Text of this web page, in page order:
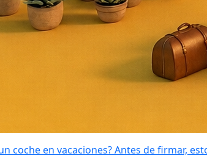
coche en vacaciones? Antes de firmar,